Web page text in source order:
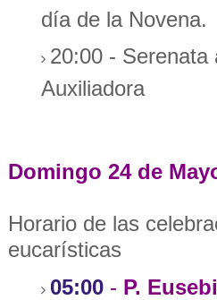
día de la Novena.
20:00 - Serenata
Auxiliadora
Domingo 24 de
Horario de las
eucarísticas
05:00 - P.